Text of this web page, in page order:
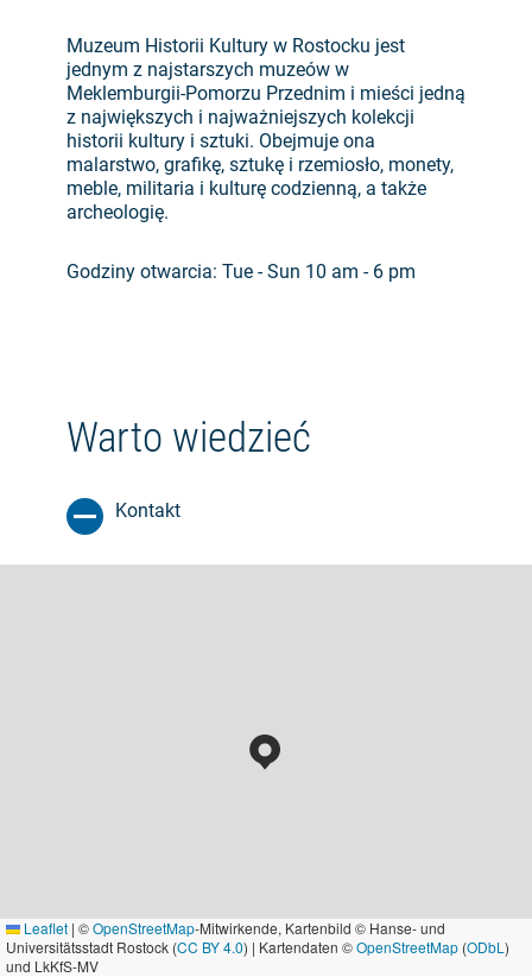
Muzeum Historii Kultury w Rostocku jest
jednym z najstarszych muzeów w
Meklemburgii-Pomorzu Przednim i mieści jedną
z największych i najważniejszych kolekcji
historii kultury i sztuki. Obejmuje ona
malarstwo, grafikę, sztukę i rzemiosło, monety,
meble, militaria i kulturę codzienną, a także
archeologię.
Godziny otwarcia: Tue - Sun 10 am - 6 pm
Warto wiedzieć
Kontakt
Leaflet | ©OpenStreetMap-Mitwirkende, Kartenbild © Hanse- und
Universitätsstadt Rostock (CC BY 4.0) | Kartendaten ©OpenStreetMap (ODbL )
und LkKfS-MV